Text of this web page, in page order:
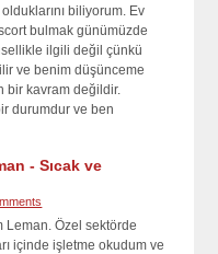
biliyorum. Ev
bulmak günümüzde
ilgili değil çünkü
ve benim düşünceme
bir kavram değildir.
durumdur ve ben
- Sıcak ve
Leman. Özel sektörde
içinde işletme okudum ve